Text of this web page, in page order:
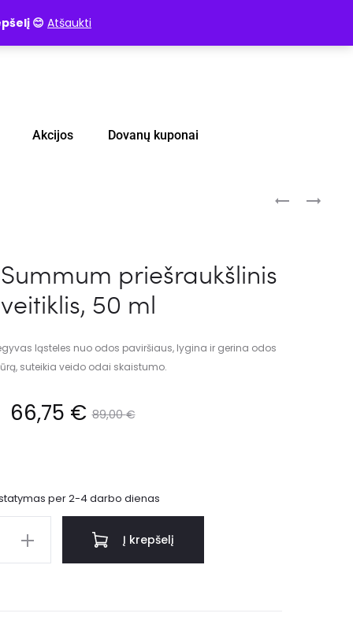
😊 Atšaukti
Akcijos Dovanų kuponai
priešraukšlinis
50 ml
ląsteles nuo odos paviršiaus, lygina ir gerina odos
suteikia veido odai skaistumo.
89,00€
66,75 €
per 2-4 darbo dienas
Į krepšelį